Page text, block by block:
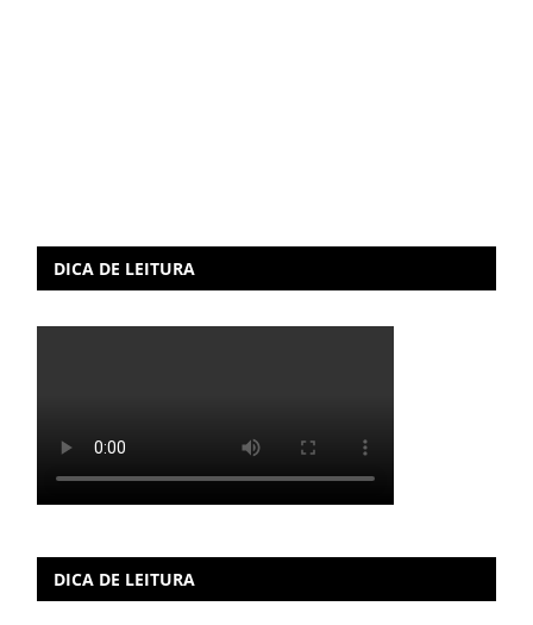
DICA DE LEITURA
DICA DE LEITURA